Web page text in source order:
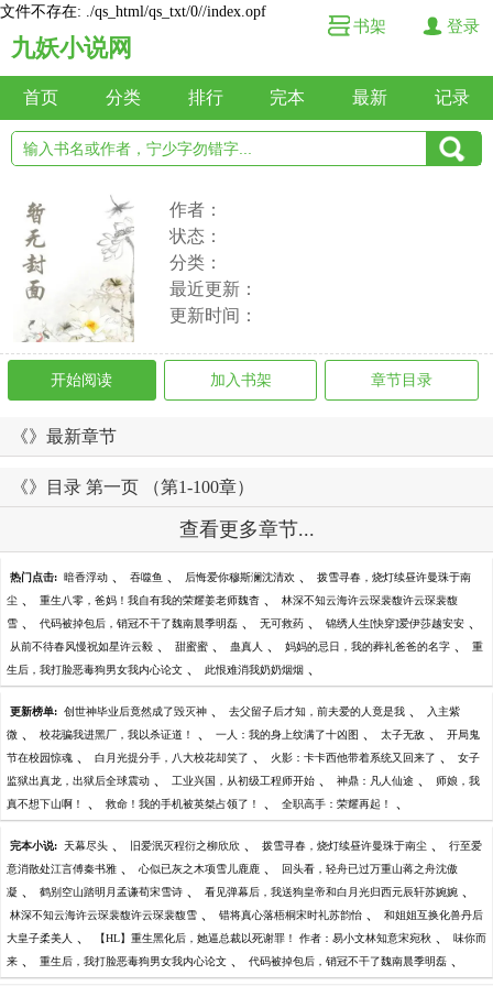
文件不存在: ./qs_html/qs_txt/0//index.opf
九妖小说网
书架 登录
首页 分类 排行 完本 最新 记录
作者：
状态：
分类：
最近更新：
更新时间：
开始阅读 加入书架 章节目录
《》最新章节
《》目录 第一页 （第1-100章）
查看更多章节...
热门点击: 暗香浮动 、 吞噬鱼 、 后悔爱你穆斯澜沈清欢 、 拨雪寻春，烧灯续昼许曼珠于南
尘 、 重生八零，爸妈！我自有我的荣耀姜老师魏杳 、 林深不知云海许云琛裴馥许云琛裴馥
雪 、 代码被掉包后，销冠不干了魏南晨季明磊 、 无可救药 、 锦绣人生[快穿]爱伊莎越安安 、
从前不待春风慢祝如星许云毅 、 甜蜜蜜 、 蛊真人 、 妈妈的忌日，我的葬礼爸爸的名字 、 重
生后，我打脸恶毒狗男女我内心论文 、 此恨难消我奶奶烟烟 、
更新榜单: 创世神毕业后竟然成了毁灭神 、 去父留子后才知，前夫爱的人竟是我 、 入主紫
微 、 校花骗我进黑厂，我以杀证道！ 、 一人：我的身上纹满了十凶图 、 太子无敌 、 开局鬼
节在校园惊魂 、 白月光提分手，八大校花却笑了 、 火影：卡卡西他带着系统又回来了 、 女子
监狱出真龙，出狱后全球震动 、 工业兴国，从初级工程师开始 、 神鼎：凡人仙途 、 师娘，我
真不想下山啊！ 、 救命！我的手机被英桀占领了！ 、 全职高手：荣耀再起！ 、
完本小说: 天幕尽头 、 旧爱泯灭程衍之柳欣欣 、 拨雪寻春，烧灯续昼许曼珠于南尘 、 行至爱
意消散处江言傅秦书雅 、 心似已灰之木项雪儿鹿鹿 、 回头看，轻舟已过万重山蒋之舟沈傲
凝 、 鹤别空山踏明月孟谦荀宋雪诗 、 看见弹幕后，我送狗皇帝和白月光归西元辰轩苏婉婉 、
林深不知云海许云琛裴馥许云琛裴馥雪 、 错将真心落梧桐宋时礼苏韵怡 、 和姐姐互换化兽丹后
大皇子柔美人 、 【HL】重生黑化后，她逼总裁以死谢罪！ 作者：易小文林知意宋宛秋 、 味你而
来 、 重生后，我打脸恶毒狗男女我内心论文 、 代码被掉包后，销冠不干了魏南晨季明磊 、